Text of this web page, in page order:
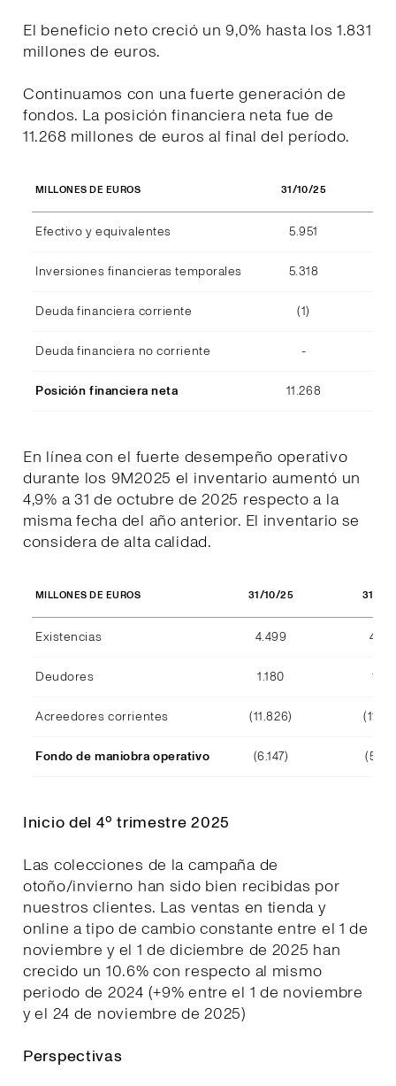
El beneficio neto creció un 9,0% hasta los 1.831
millones de euros.
Continuamos con una fuerte generación de
fondos. La posición financiera neta fue de
11.268 millones de euros al final del período.
MILLONES DE EUROS 31/10/25
Efectivo y equivalentes 5.951
Inversiones financieras temporales 5.318
Deuda financiera corriente (1)
Deuda financiera no corriente -
Posición financiera neta 11.268
En línea con el fuerte desempeño operativo
durante los 9M2025 el inventario aumentó un
4,9% a 31 de octubre de 2025 respecto a la
misma fecha del año anterior. El inventario se
considera de alta calidad.
MILLONES DE EUROS 31/10/25 31/
Existencias 4.499
Deudores 1.180
Acreedores corrientes (11.826)
Fondo de maniobra operativo (6.147)
Inicio del 4º trimestre 2025
Las colecciones de la campaña de
otoño/invierno han sido bien recibidas por
nuestros clientes. Las ventas en tienda y
online a tipo de cambio constante entre el 1 de
noviembre y el 1 de diciembre de 2025 han
crecido un 10.6% con respecto al mismo
periodo de 2024 (+9% entre el 1 de noviembre
y el 24 de noviembre de 2025)
Perspectivas